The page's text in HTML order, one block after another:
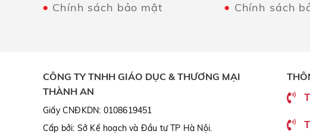
Chính sách bảo mật
Chính sách
CÔNG TY TNHH GIÁO DỤC & THƯƠNG MẠI
THÀNH AN
Giấy CNĐKDN: 0108619451
Cấp bởi: Sở Kế hoạch và Đầu tư TP Hà Nội.